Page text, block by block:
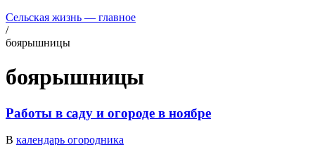
Сельская жизнь — главное
/
боярышницы
боярышницы
Работы в саду и огороде в ноябре
В календарь огородника